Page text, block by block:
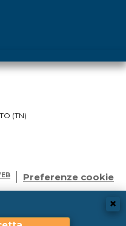
(TN)
Preferenze cookie